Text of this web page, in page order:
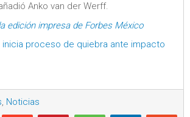
Anko van der Werff.
edición impresa de Forbes México
inicia proceso de quiebra ante impacto
Noticias